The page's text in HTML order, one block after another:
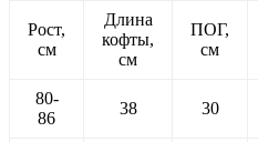
Рост,
см
Длина
кофты,
см
ПОГ,
см
80-
86
38 30